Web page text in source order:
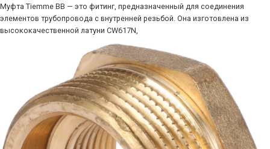
Муфта Tiemme ВВ — это фитинг, предназначенный для соединения
элементов трубопровода с внутренней резьбой. Она изготовлена из
высококачественной латуни CW617N,